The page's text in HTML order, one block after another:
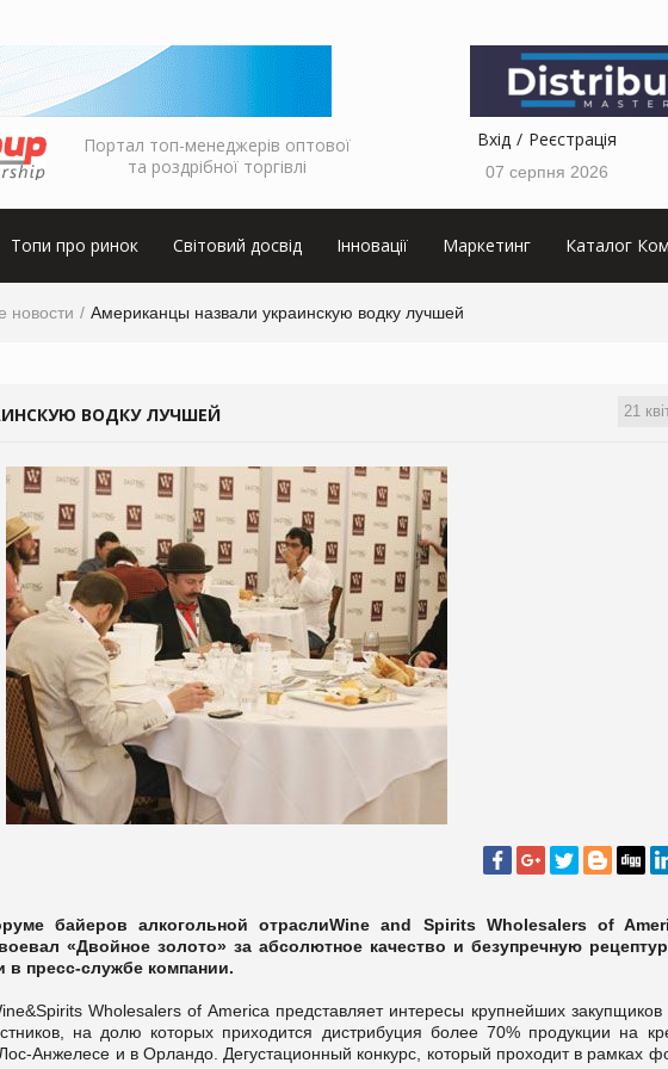
Портал топ-менеджерів оптової
та роздрібної торгівлі
Вхід Реєстрація
07 серпня 2026
Топи про ринок Світовий досвід Інновації Маркетинг Каталог
новости Американцы назвали украинскую водку лучшей
21
ВОДКУ ЛУЧШЕЙ
байеров алкогольной отраслиWine and Spirits Wholesalers of
«Двойное золото» за абсолютное качество и безупречную
пресс-службе компании.
Wholesalers of America представляет интересы крупнейших закупщиков
на долю которых приходится дистрибуция более 70% продукции на
Анжелесе и в Орландо. Дегустационный конкурс, который проходит в рамках